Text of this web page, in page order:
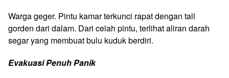
Warga geger. Pintu kamar terkunci rapat dengan tali
gorden dari dalam. Dari celah pintu, terlihat aliran darah
segar yang membuat bulu kuduk berdiri.
Evakuasi Penuh Panik